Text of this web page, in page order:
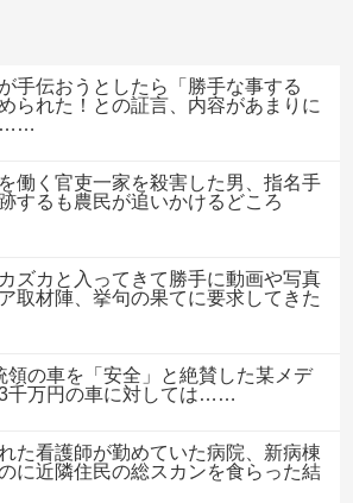
手伝おうとしたら「勝手な事する
られた！との証言、内容があまりに
……
働く官吏一家を殺害した男、指名手
するも農民が追いかけるどころ
ズカと入ってきて勝手に動画や写真
取材陣、挙句の果てに要求してきた
領の車を「安全」と絶賛した某メデ
千万円の車に対しては……
た看護師が勤めていた病院、新病棟
に近隣住民の総スカンを食らった結